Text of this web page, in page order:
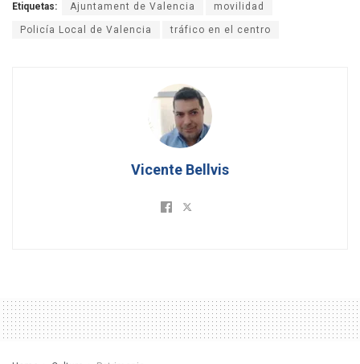
Etiquetas: Ajuntament de Valencia movilidad
Policía Local de Valencia tráfico en el centro
Vicente Bellvis